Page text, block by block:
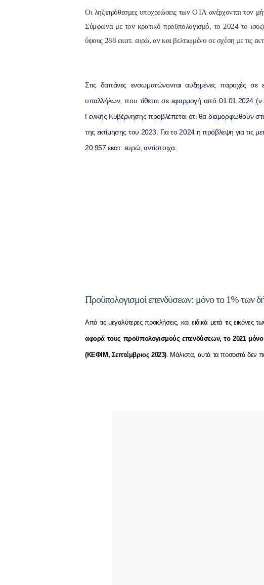
Οι ληξιπρόθεσμες υποχρεώσεις των ΟΤΑ ανέρχονται τον
Σύμφωνα με τον κρατικό προϋπολογισμό, το 2024 το
ύψους 288 εκατ. ευρώ, αν και βελτιωμένο σε σχέση με τις
Στις δαπάνες ενσωματώνονται αυξημένες παροχές
υπαλλήλων, που τίθεται σε εφαρμογή από 01.01.2024
Γενικής Κυβέρνησης προβλέπεται ότι θα διαμορφωθούν
της εκτίμησης του 2023. Για το 2024 η πρόβλεψη για τις
20.957 εκατ. ευρώ, αντίστοιχα.
Προϋπολογισμοί επενδύσεων: μόνο το 1% των
Από τις μεγαλύτερες προκλήσεις, και ειδικά μετά τις
αφορά τους προϋπολογισμούς επενδύσεων, το 2021
(ΚΕΦΙΜ, Σεπτέμβριος 2023). Μάλιστα, αυτά τα ποσοστά δεν